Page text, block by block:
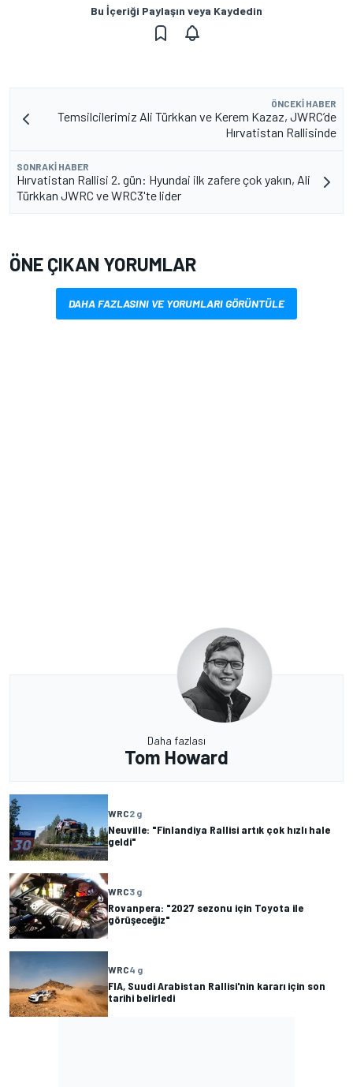
Bu İçeriği Paylaşın veya Kaydedin
ÖNCEKI HABER
Temsilcilerimiz Ali Türkkan ve Kerem Kazaz, JWRC’de
Hırvatistan Rallisinde
SONRAKI HABER
Hırvatistan Rallisi 2. gün: Hyundai ilk zafere çok yakın, Ali
Türkkan JWRC ve WRC3'te lider
ÖNE ÇIKAN YORUMLAR
DAHA FAZLASINI VE YORUMLARI GÖRÜNTÜLE
Daha fazlası
Tom Howard
WRC2 g
Neuville: "Finlandiya Rallisi artık çok hızlı hale
geldi"
WRC3 g
Rovanpera: "2027 sezonu için Toyota ile
görüşeceğiz"
WRC4 g
FIA, Suudi Arabistan Rallisi'nin kararı için son
tarihi belirledi